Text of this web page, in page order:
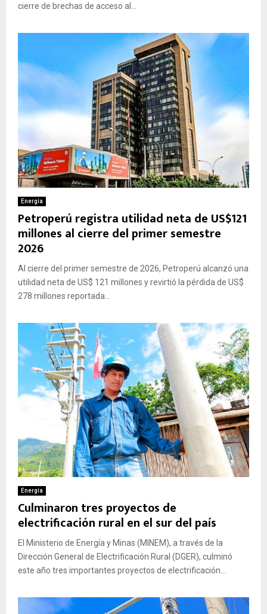
cierre de brechas de acceso al...
Energía
Petroperú registra utilidad neta de US$121
millones al cierre del primer semestre
2026
Al cierre del primer semestre de 2026, Petroperú alcanzó una
utilidad neta de US$ 121 millones y revirtió la pérdida de US$
278 millones reportada...
Energía
Culminaron tres proyectos de
electrificación rural en el sur del país
El Ministerio de Energía y Minas (MINEM), a través de la
Dirección General de Electrificación Rural (DGER), culminó
este año tres importantes proyectos de electrificación...